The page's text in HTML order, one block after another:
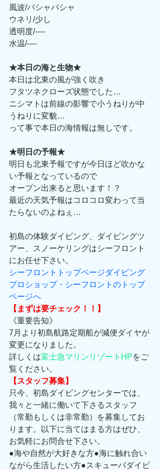
風波/バシャバシャ
ウネリ/少し
透明度/----
水温/----
★本日の海と生物★
本日は北東の風が強く吹き
フタツネクローズ状態でした…
ニシマトは前線の影響で小うねりが中
うねりに変貌…
って事で本日の海情報は無しです。
★明日の予報★
明日も北東予報ですが今日ほど吹かな
い予報となっているので
オープン出来ると思います！？
最近の天気予報はコロコロ変わって当
たらないのよねぇ…
初島の体験ダイビング、ダイビングツ
アー、スノーケリングはシーフロント
にお任せ下さい。
シーフロントトップページダイビング
プロショップ・シーフロントのトップ
ページへ
【まずは要チェック！！】
《重要告知》
7月より初島航路定期船が減便ダイヤが
変更になりました。
詳しくは富士急マリンリゾートHPをご
覧ください。
【スタッフ募集】
只今、初島ダイビングセンターでは、
我々と一緒に働いて下さるスタッフ
（常勤もしくは非常勤）を募集してお
ります。以下に当てはまる方はぜひ、
お気軽にお問合せ下さい。
●海や自然が大好きな方●海に触れ合い
ながら生活したい方●スキューバダイビ